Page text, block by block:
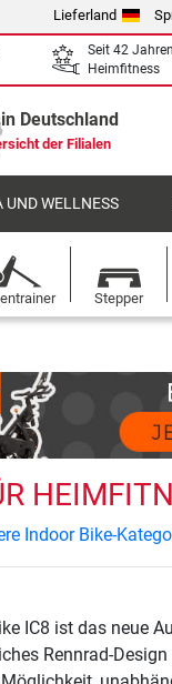
Lieferland
Seit 42
Heimfitness
Deutschland
der Filialen
UND WELLNESS
Stepper
Indoor Bike-
IC8 ist das neue
Rennrad-